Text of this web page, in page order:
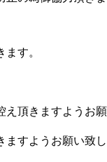
す。
え頂きますようお願
ますようお願い致し